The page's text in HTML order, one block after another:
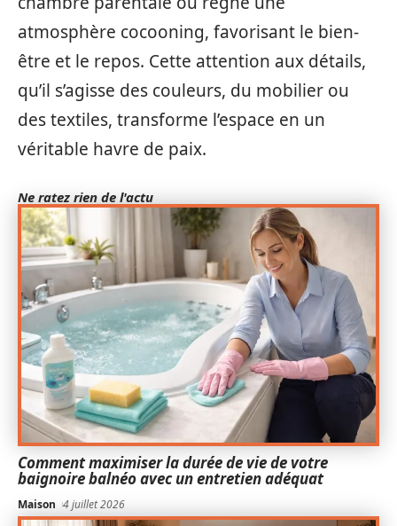
atmosphère cocooning, favorisant le bien-
être et le repos. Cette attention aux détails,
qu’il s’agisse des couleurs, du mobilier ou
des textiles, transforme l’espace en un
véritable havre de paix.
Ne ratez rien de l'actu
Comment maximiser la durée de vie de votre
baignoire balnéo avec un entretien adéquat
Maison 4 juillet 2026